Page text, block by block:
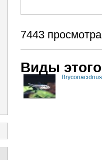
7443 просмотра
Виды